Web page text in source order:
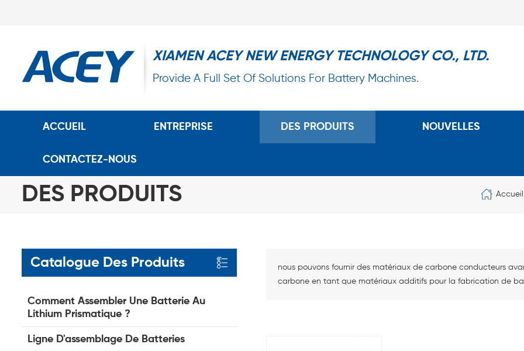
XIAMEN ACEY NEW ENERGY TECHNOLOGY CO., LTD.
Provide A Full Set Of Solutions For Battery Machines.
ACCUEIL ENTREPRISE DES PRODUITS NOUVELLES
CONTACTEZ-NOUS
DES PRODUITS Accueil
Catalogue Des Produits
Comment Assembler Une Batterie Au
Lithium Prismatique ?
Ligne D'assemblage De Batteries
nous pouvons fournir des matériaux de carbone conducteurs
carbone en tant que matériaux additifs pour la fabrication de